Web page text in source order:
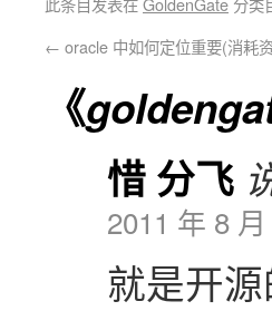
← oracle 中如何定位重要(消耗
《
惜 分飞
2011 年 8
就是开